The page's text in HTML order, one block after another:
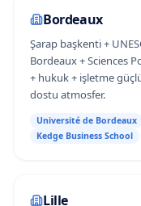
Bordeaux
Şarap başkenti +
Bordeaux + Sciences
+ hukuk + işletme
dostu atmosfer.
Université de Bordeaux
Kedge Business School
Lille